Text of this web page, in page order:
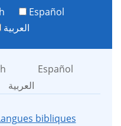
Español
العربية
Español
العربية
bibliques